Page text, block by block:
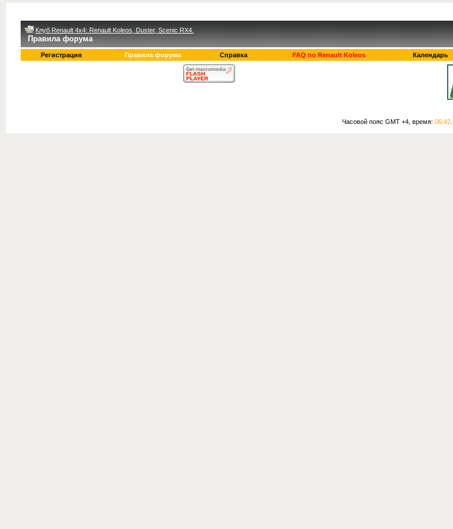
Клуб Renault 4x4: Renault Koleos, Duster, Scenic RX4.
Правила форума
Регистрация Правила форума Справка FAQ по Renault Koleos Календарь
Часовой пояс GMT +4, время: 06:42.